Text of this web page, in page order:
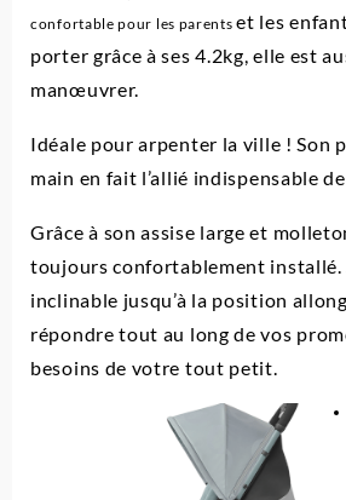
confortable pour les parentset les
porter grâce à ses 4.2kg, elle est
manœuvrer.
Idéale pour arpenter la ville ! Son
main en fait l’allié indispensable
Grâce à son assise large et
toujours confortablement installé.
inclinable jusqu’à la position
répondre tout au long de vos
besoins de votre tout petit.